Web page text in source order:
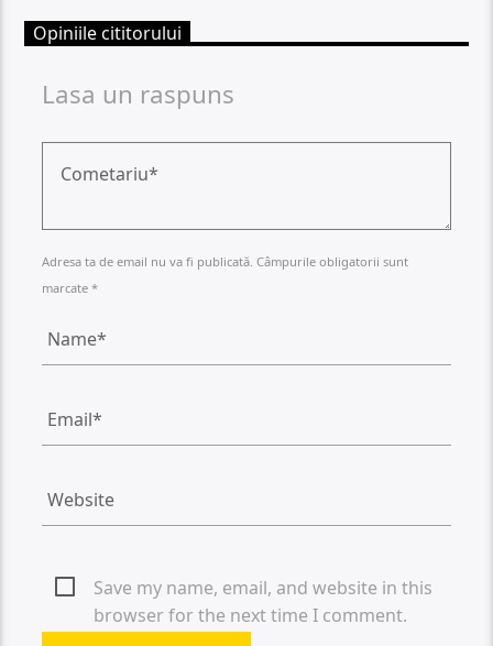
Opiniile cititorului
Lasa un raspuns
Adresa ta de email nu va fi publicată. Câmpurile obligatorii sunt
marcate *
Save my name, email, and website in this
browser for the next time I comment.